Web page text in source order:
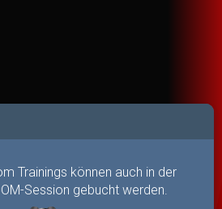
Trainings können auch in der
Session gebucht werden.